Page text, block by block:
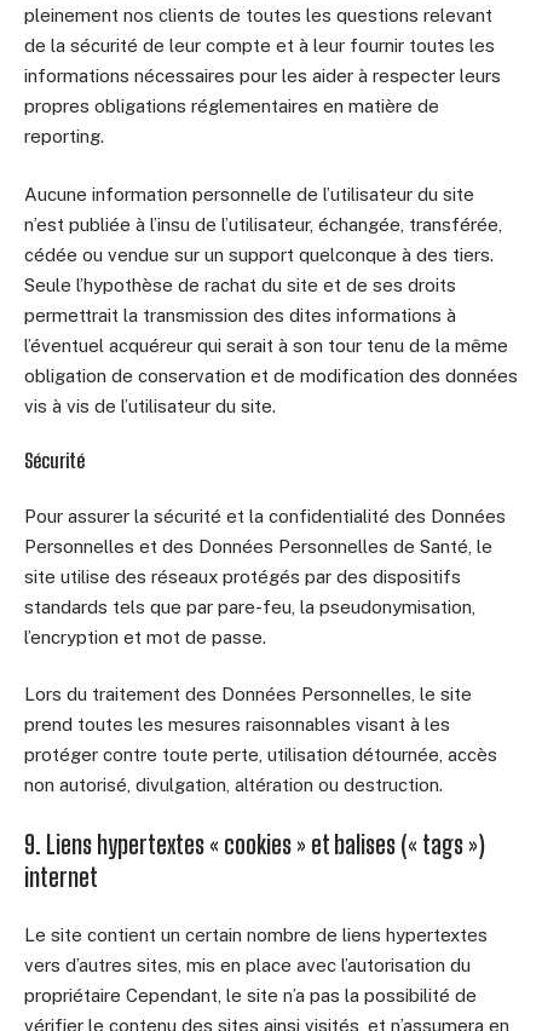
pleinement nos clients de toutes les questions relevant
de la sécurité de leur compte et à leur fournir toutes les
informations nécessaires pour les aider à respecter leurs
propres obligations réglementaires en matière de
reporting.
Aucune information personnelle de l’utilisateur du site
n’est publiée à l’insu de l’utilisateur, échangée, transférée,
cédée ou vendue sur un support quelconque à des tiers.
Seule l’hypothèse de rachat du site et de ses droits
permettrait la transmission des dites informations à
l’éventuel acquéreur qui serait à son tour tenu de la même
obligation de conservation et de modification des données
vis à vis de l’utilisateur du site.
Sécurité
Pour assurer la sécurité et la confidentialité des Données
Personnelles et des Données Personnelles de Santé, le
site utilise des réseaux protégés par des dispositifs
standards tels que par pare-feu, la pseudonymisation,
l’encryption et mot de passe.
Lors du traitement des Données Personnelles, le site
prend toutes les mesures raisonnables visant à les
protéger contre toute perte, utilisation détournée, accès
non autorisé, divulgation, altération ou destruction.
9. Liens hypertextes « cookies » et balises (« tags »)
internet
Le site contient un certain nombre de liens hypertextes
vers d’autres sites, mis en place avec l’autorisation du
propriétaire Cependant, le site n’a pas la possibilité de
vérifier le contenu des sites ainsi visités, et n’assumera en